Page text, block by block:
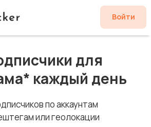
Войти
для
каждый день
по аккаунтам
или геолокации